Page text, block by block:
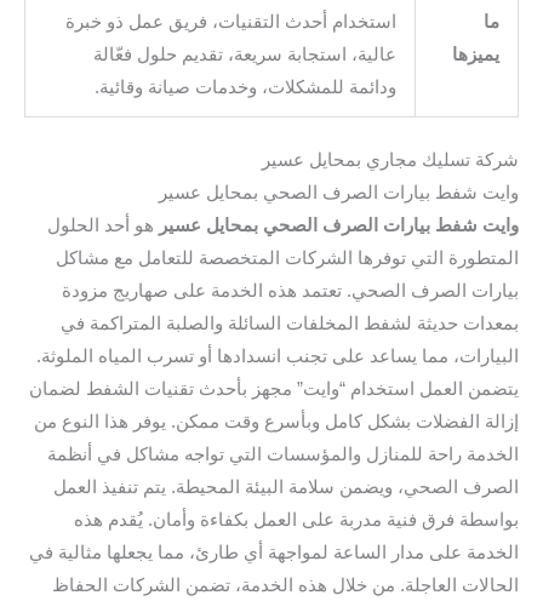
ما
يميزها
استخدام أحدث التقنيات، فريق عمل ذو خبرة
عالية، استجابة سريعة، تقديم حلول فعّالة
ودائمة للمشكلات، وخدمات صيانة وقائية.
شركة تسليك مجاري بمحايل عسير
وايت شفط بيارات الصرف الصحي بمحايل عسير
وايت شفط بيارات الصرف الصحي بمحايل عسير هو أحد الحلول
المتطورة التي توفرها الشركات المتخصصة للتعامل مع مشاكل
بيارات الصرف الصحي. تعتمد هذه الخدمة على صهاريج مزودة
بمعدات حديثة لشفط المخلفات السائلة والصلبة المتراكمة في
البيارات، مما يساعد على تجنب انسدادها أو تسرب المياه الملوثة.
يتضمن العمل استخدام “وايت” مجهز بأحدث تقنيات الشفط لضمان
إزالة الفضلات بشكل كامل وبأسرع وقت ممكن. يوفر هذا النوع من
الخدمة راحة للمنازل والمؤسسات التي تواجه مشاكل في أنظمة
الصرف الصحي، ويضمن سلامة البيئة المحيطة. يتم تنفيذ العمل
بواسطة فرق فنية مدربة على العمل بكفاءة وأمان. يُقدم هذه
الخدمة على مدار الساعة لمواجهة أي طارئ، مما يجعلها مثالية في
الحالات العاجلة. من خلال هذه الخدمة، تضمن الشركات الحفاظ